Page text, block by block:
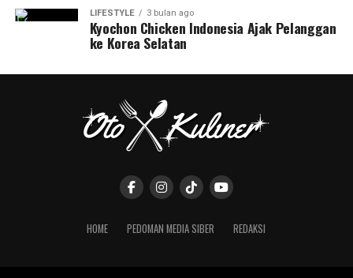
LIFESTYLE 3 bulan ago
Kyochon Chicken Indonesia Ajak Pelanggan
ke Korea Selatan
HOME PEDOMAN MEDIA SIBER REDAKSI